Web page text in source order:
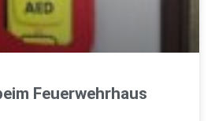
Feuerwehrhaus